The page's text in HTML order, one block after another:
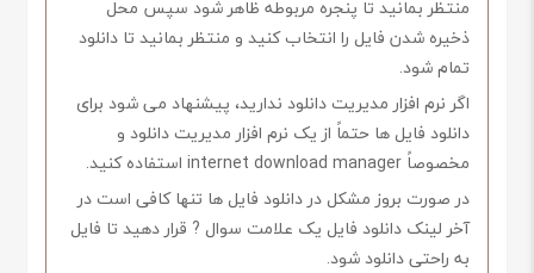
منتظر بمانید تا پنجره مربوطه ظاهر شود سپس محل
ذخیره شدن فایل را انتخاب کنید و منتظر بمانید تا دانلود
تمام شود.
اگر نرم افزار مدیریت دانلود ندارید، پیشنهاد می شود برای
دانلود فایل ها حتماً از یک نرم افزار مدیریت دانلود و
مخصوصاً internet download manager استفاده کنید.
در صورت بروز مشکل در دانلود فایل ها تنها کافی است در
آخر لینک دانلود فایل یک علامت سوال ? قرار دهید تا فایل
به راحتی دانلود شود.